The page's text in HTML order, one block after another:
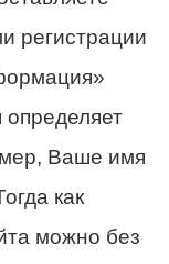
регистрации
Ваше имя
как
можно без